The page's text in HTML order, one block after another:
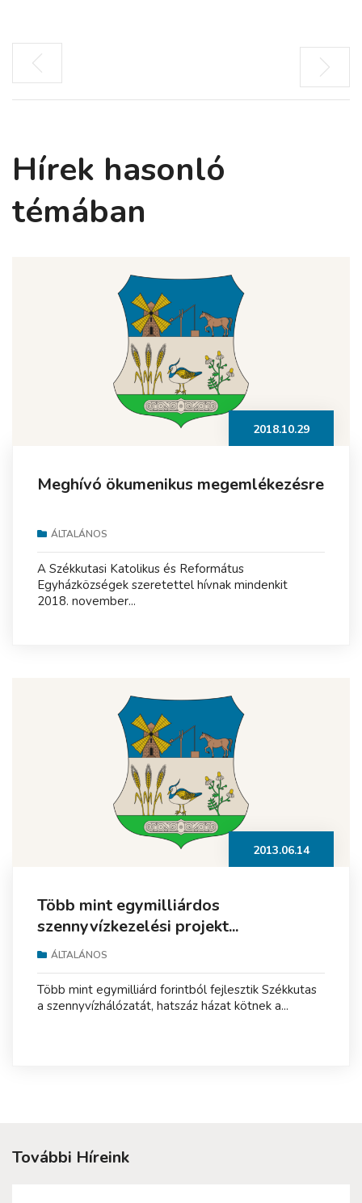
Hírek hasonló
témában
2018.10.29
Meghívó ökumenikus megemlékezésre
ÁLTALÁNOS
A Székkutasi Katolikus és Református
Egyházközségek szeretettel hívnak mindenkit
2018. november...
2013.06.14
Több mint egymilliárdos
szennyvízkezelési projekt...
ÁLTALÁNOS
Több mint egymilliárd forintból fejlesztik Székkutas
a szennyvízhálózatát, hatszáz házat kötnek a...
További Híreink